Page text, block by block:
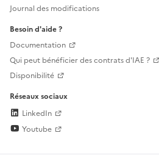
Journal des modifications
Besoin d'aide ?
Documentation
Qui peut bénéficier des contrats d'IAE ?
Disponibilité
Réseaux sociaux
LinkedIn
Youtube